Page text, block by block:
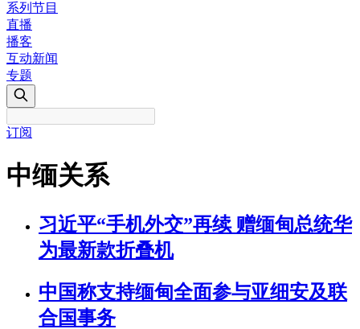
系列节目
直播
播客
互动新闻
专题
订阅
中缅关系
习近平“手机外交”再续 赠缅甸总统华
为最新款折叠机
中国称支持缅甸全面参与亚细安及联
合国事务